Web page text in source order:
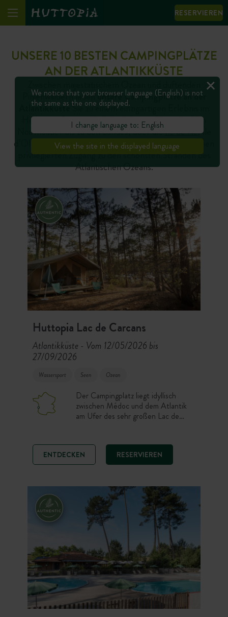
RESERVIEREN
UNSERE 10 BESTEN CAMPINGPLÄTZE
AN DER ATLANTIKKÜSTE
Pinienwäldern ladenunsere Campingplätze an der
Atlantikküste Sie zu einem einzigartigen Erlebnis im
Herzen außergewöhnlicher Naturgebiete ein. Von
Noirmoutier bis zu den Landes, über dieÎle de Ré, Île
d’Oléron und Arcachon bieten unsere Reiseziele Ihnen
privilegierten Zugang zu den schönsten Stränden des
Atlantischen Ozeans.
Huttopia Lac de Carcans
Atlantikküste - Vom 12/05/2026 bis
27/09/2026
Wassersport Seen Ozean
Der Campingplatz liegt idyllisch
zwischen Médoc und dem Atlantik
am Ufer des sehr großen Lac de
unter Kiefern oder ein komplett
eingerichtetes Toile & Bois-Zelt.
Aktivitäten in der Umgebung: Das
Paradies für Liebhaber des
Radsports und von Gleitsportarten.
ENTDECKEN RESERVIEREN
We notice that your browser language (English) is not
the same as the one displayed.
I change language to: English
View the site in the displayed language